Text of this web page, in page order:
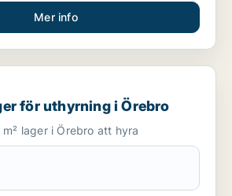
Mer info
uthyrning i Örebro
för uthyrning i Örebro
lager i Örebro att hyra